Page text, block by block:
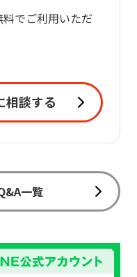
でご利用いただ
相談する
一覧